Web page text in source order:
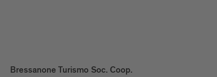
Bressanone Turismo Soc. Coop.